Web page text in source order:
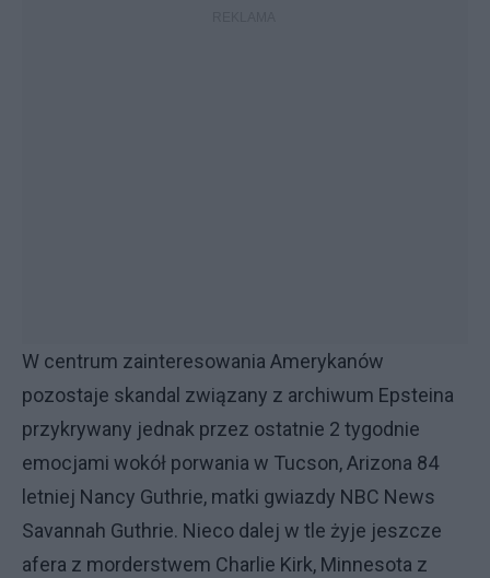
W centrum zainteresowania Amerykanów
pozostaje skandal związany z archiwum Epsteina
przykrywany jednak przez ostatnie 2 tygodnie
emocjami wokół porwania w Tucson, Arizona 84
letniej Nancy Guthrie, matki gwiazdy NBC News
Savannah Guthrie. Nieco dalej w tle żyje jeszcze
afera z morderstwem Charlie Kirk, Minnesota z